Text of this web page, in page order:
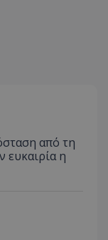
από τη
ευκαιρία η